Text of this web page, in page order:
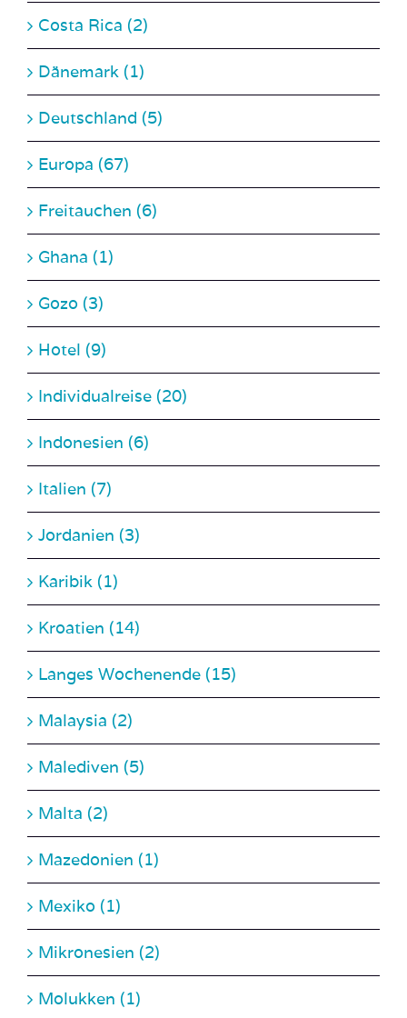
Dänemark (1)
Deutschland (5)
Europa (67)
Freitauchen (6)
Ghana (1)
Gozo (3)
Hotel (9)
Individualreise (20)
Indonesien (6)
Italien (7)
Jordanien (3)
Karibik (1)
Kroatien (14)
Langes Wochenende (15)
Malaysia (2)
Malediven (5)
Malta (2)
Mazedonien (1)
Mexiko (1)
Mikronesien (2)
Molukken (1)
Montenegro (1)